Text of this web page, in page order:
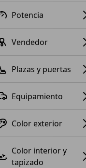
Potencia
Vendedor
Plazas y puertas
Equipamiento
Color exterior
Color interior y
tapizado